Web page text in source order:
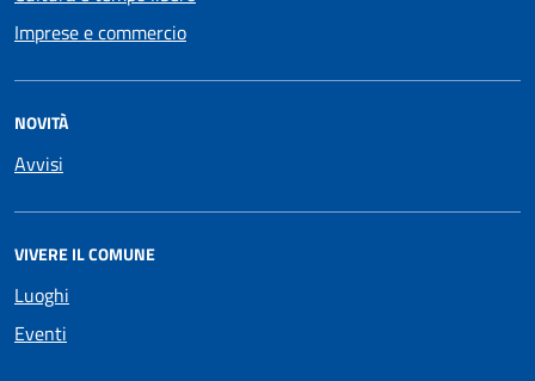
Imprese e commercio
NOVITÀ
Avvisi
VIVERE IL COMUNE
Luoghi
Eventi